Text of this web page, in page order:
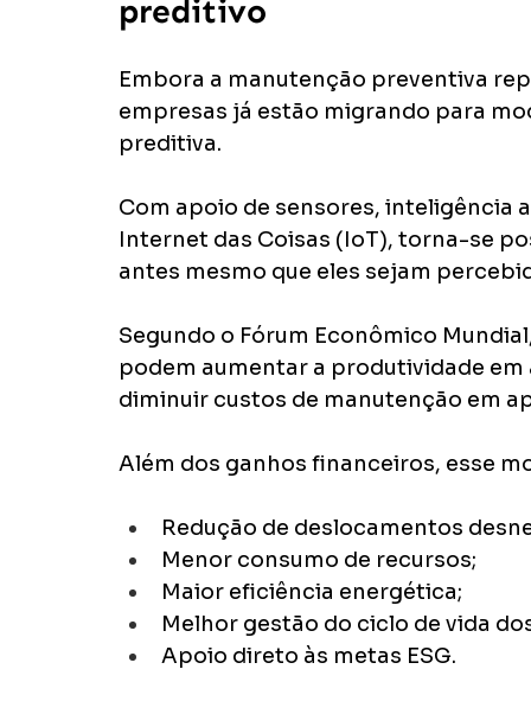
preditivo
Embora a manutenção preventiva
empresas já estão migrando para
preditiva.
Com apoio de sensores,
Internet das Coisas (IoT), torna-se
antes mesmo que eles sejam
Segundo o Fórum Econômico
podem aumentar a produtividade em
diminuir custos de manutenção em
Além dos ganhos financeiros, esse
Redução de deslocamentos
Menor consumo de recursos;
Maior eficiência energética;
Melhor gestão do ciclo de vida
Apoio direto às metas ESG.